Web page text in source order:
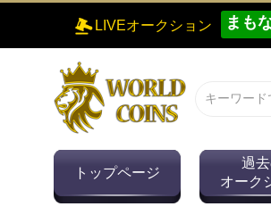
LIVEオークション まも
トップページ
過
オーク